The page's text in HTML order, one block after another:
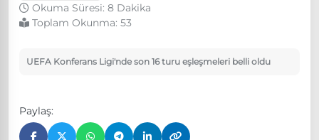
Okuma Süresi: 8 Dakika
Toplam Okunma: 53
UEFA Konferans Ligi'nde son 16 turu eşleşmeleri belli oldu
Paylaş: